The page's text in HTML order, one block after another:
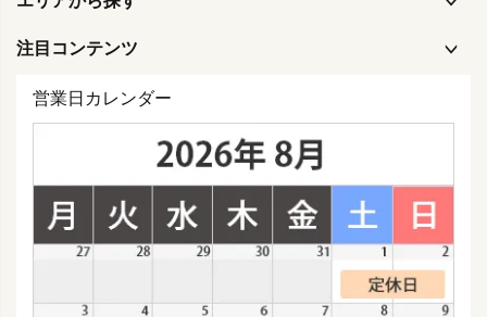
注目コンテンツ
営業日カレンダー